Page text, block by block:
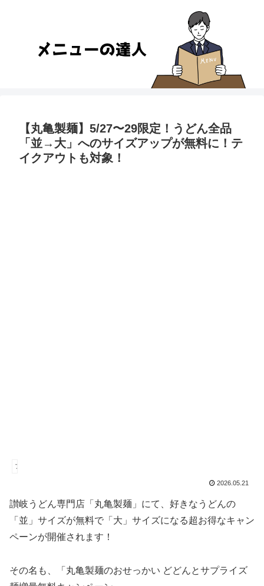
【丸亀製麺】5/27〜29限定！うどん全品
「並→大」へのサイズアップが無料に！テ
イクアウトも対象！
ファストフード
2026.05.21
讃岐うどん専門店「丸亀製麺」にて、好きなうどんの
「並」サイズが無料で「大」サイズになる超お得なキャン
ペーンが開催されます！
その名も、「丸亀製麺のおせっかい どどんとサプライズ